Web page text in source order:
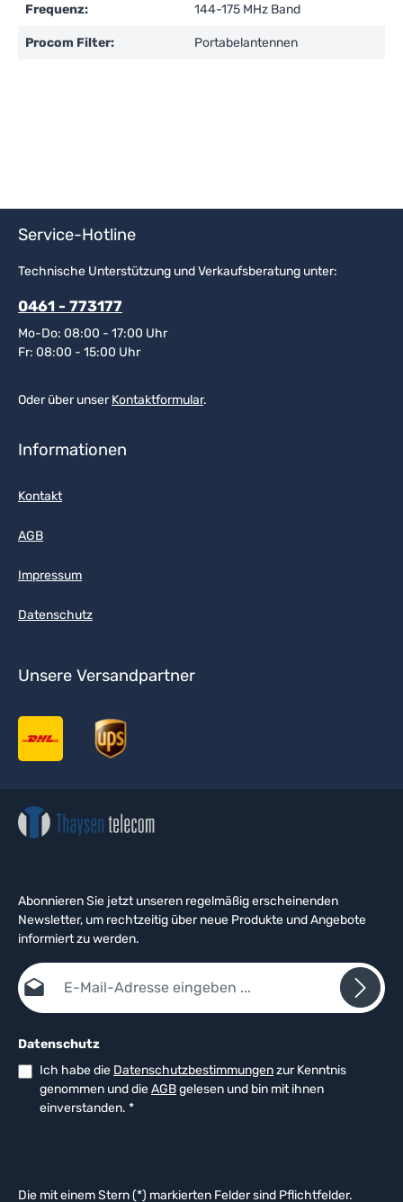
Frequenz: 144-175 MHz Band
Procom Filter: Portabelantennen
Service-Hotline
Technische Unterstützung und Verkaufsberatung unter:
0461 - 773177
Mo-Do: 08:00 - 17:00 Uhr
Fr: 08:00 - 15:00 Uhr
Oder über unserKontaktformular.
Informationen
Kontakt
AGB
Impressum
Datenschutz
Unsere Versandpartner
Abonnieren Sie jetzt unseren regelmäßig erscheinenden
Newsletter, um rechtzeitig über neue Produkte und Angebote
informiert zu werden.
E-Mail-Adresse*
Datenschutz
Ich habe die Datenschutzbestimmungenzur Kenntnis
genommen und dieAGBgelesen und bin mit ihnen
einverstanden. *
Die mit einem Stern (*) markierten Felder sind Pflichtfelder.